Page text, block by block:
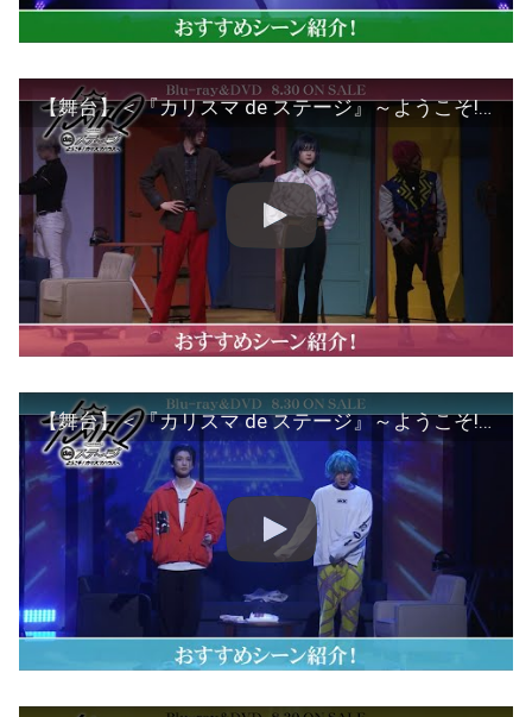
【舞台】＜『カリスマ de ステージ』～ようこそ!カリスマハウスへ～＞猿川 慧役 寶珠山駿おすすめシーン
【舞台】＜『カリスマ de ステージ』～ようこそ!カリスマハウスへ～＞湊 大瀬役 露口祐斗おすすめシーン